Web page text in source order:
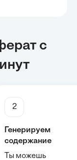
с
2
Генерируем
содержание
Ты можешь